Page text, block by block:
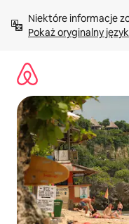
treści Pokaż oryginalny język